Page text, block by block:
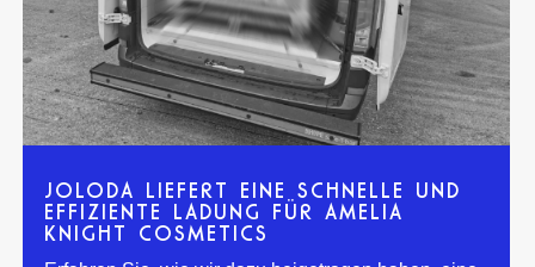
JOLODA LIEFERT EINE SCHNELLE UND
EFFIZIENTE LADUNG FÜR AMELIA
KNIGHT COSMETICS